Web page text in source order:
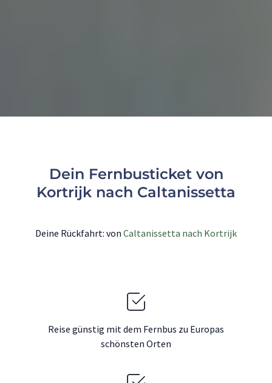
Dein Fernbusticket von
Kortrijk nach Caltanissetta
Deine Rückfahrt: von Caltanissetta nach Kortrijk
Reise günstig mit dem Fernbus zu Europas
schönsten Orten